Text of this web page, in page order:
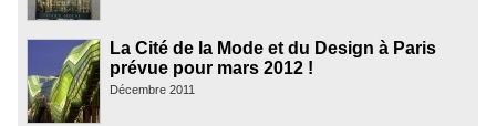
La Cité de la Mode et du Design à Paris
prévue pour mars 2012 !
Décembre 2011